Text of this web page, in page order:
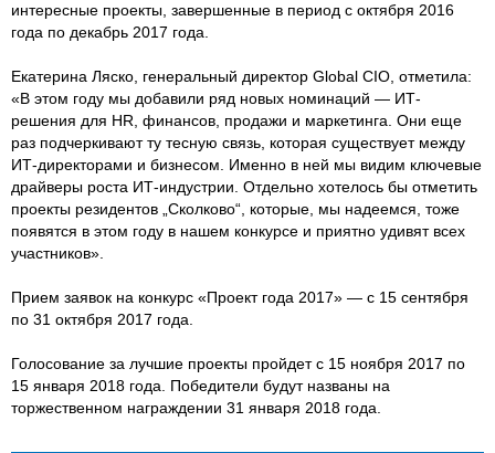
интересные проекты, завершенные в период с октября 2016
года по декабрь 2017 года.
Екатерина Ляско, генеральный директор Global CIO, отметила:
«В этом году мы добавили ряд новых номинаций — ИТ-
решения для HR, финансов, продажи и маркетинга. Они еще
раз подчеркивают ту тесную связь, которая существует между
ИТ-директорами и бизнесом. Именно в ней мы видим ключевые
драйверы роста ИТ-индустрии. Отдельно хотелось бы отметить
проекты резидентов „Сколково“, которые, мы надеемся, тоже
появятся в этом году в нашем конкурсе и приятно удивят всех
участников».
Прием заявок на конкурс «Проект года 2017» — с 15 сентября
по 31 октября 2017 года.
Голосование за лучшие проекты пройдет с 15 ноября 2017 по
15 января 2018 года. Победители будут названы на
торжественном награждении 31 января 2018 года.